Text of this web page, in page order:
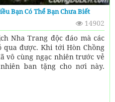
Bạn Có Thể Bạn Chưa Biết
14902
Nha Trang độc đáo mà các
được. Khi tới Hòn Chồng
vô cùng ngạc nhiên trước vẻ
ban tặng cho nơi này.